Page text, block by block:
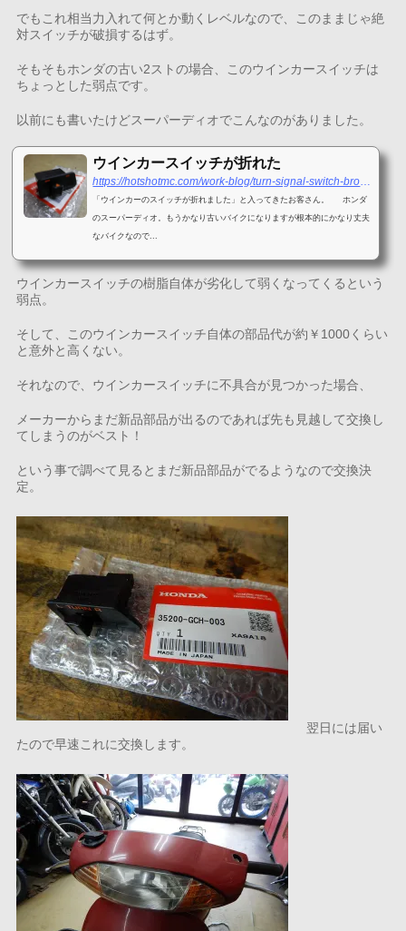
でもこれ相当力入れて何とか動くレベルなので、このままじゃ絶
対スイッチが破損するはず。
そもそもホンダの古い2ストの場合、このウインカースイッチは
ちょっとした弱点です。
以前にも書いたけどスーパーディオでこんなのがありました。
ウインカースイッチが折れた
https://hotshotmc.com/work-blog/turn-signal-switch-broken/
「ウインカーのスイッチが折れました」と入ってきたお客さん。 ホンダ
のスーパーディオ。もうかなり古いバイクになりますが根本的にかなり丈夫
なバイクなので...
ウインカースイッチの樹脂自体が劣化して弱くなってくるという
弱点。
そして、このウインカースイッチ自体の部品代が約￥1000くらい
と意外と高くない。
それなので、ウインカースイッチに不具合が見つかった場合、
メーカーからまだ新品部品が出るのであれば先も見越して交換し
てしまうのがベスト！
という事で調べて見るとまだ新品部品がでるようなので交換決
定。
翌日には届い
たので早速これに交換します。